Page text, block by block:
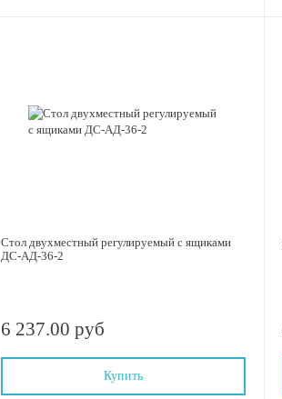
Стол двухместный регулируемый с ящиками
ДС-АД-36-2
6 237.00 руб
Купить